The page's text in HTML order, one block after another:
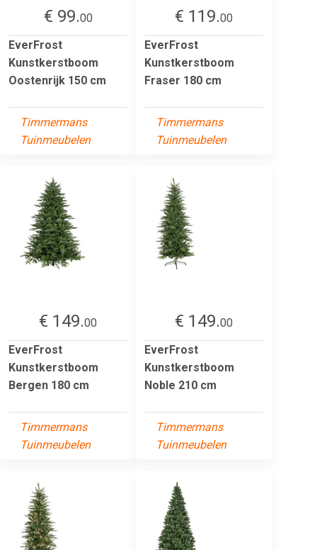
€ 99.00
EverFrost
Kunstkerstboom
Oostenrijk 150 cm
Timmermans
Tuinmeubelen
€ 119.00
EverFrost
Kunstkerstboom
Fraser 180 cm
Timmermans
Tuinmeubelen
€ 149.00
EverFrost
Kunstkerstboom
Bergen 180 cm
Timmermans
Tuinmeubelen
€ 149.00
EverFrost
Kunstkerstboom
Noble 210 cm
Timmermans
Tuinmeubelen